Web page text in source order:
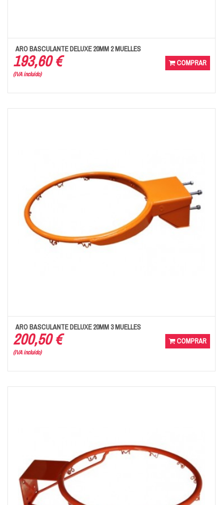
ARO BASCULANTE DELUXE 20MM 2 MUELLES
193,60 €
(IVA incluido)
COMPRAR
ARO BASCULANTE DELUXE 20MM 3 MUELLES
200,50 €
(IVA incluido)
COMPRAR